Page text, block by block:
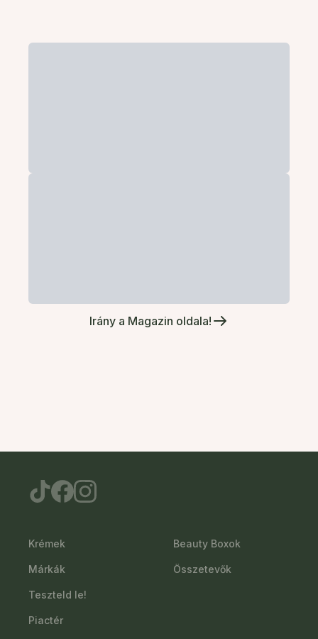
Irány a Magazin oldala!
Krémek
Márkák
Teszteld le!
Piactér
Beauty Boxok
Összetevők